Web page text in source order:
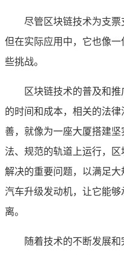
尽管区块链技术为支
但在实际应用中，它也像
些挑战。
区块链技术的普及和
的时间和成本，相关的法
善，就像为一座大厦搭建
法、规范的轨道上运行，
解决的重要问题，以满足
汽车升级发动机，让它能
离。
随着技术的不断发展